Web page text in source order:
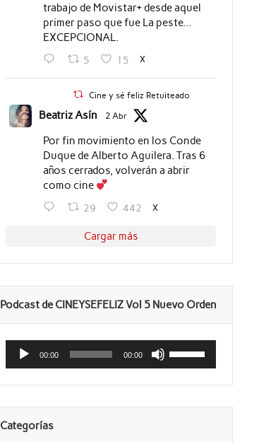
trabajo de Movistar+ desde aquel
primer paso que fue La peste...
EXCEPCIONAL.
5 15 X
Cine y sé feliz Retuiteado
Beatriz Asín 2 Abr
Por fin movimiento en los Conde
Duque de Alberto Aguilera. Tras 6
años cerrados, volverán a abrir
como cine
29 442 X
Cargar más
Podcast de CINEYSEFELIZ Vol 5 Nuevo Orden
Reproductor
audio
00:00 00:00
las
teclas
flecha
para
Categorías